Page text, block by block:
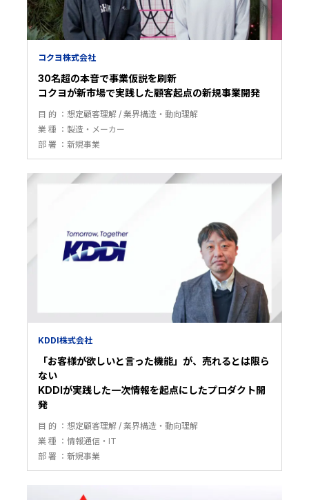
コクヨ株式会社
30名超の本音で事業仮説を刷新
コクヨが新市場で実践した顧客起点の新規事業開発
目 的 想定顧客理解
業界構造・動向理解
業 種
製造・メーカー
部 署
新規事業
KDDI株式会社
「お客様が欲しいと言った機能」が、売れるとは限ら
ない
KDDIが実践した一次情報を起点にしたプロダクト開
発
目 的 想定顧客理解
業界構造・動向理解
業 種
情報通信・IT
部 署
新規事業